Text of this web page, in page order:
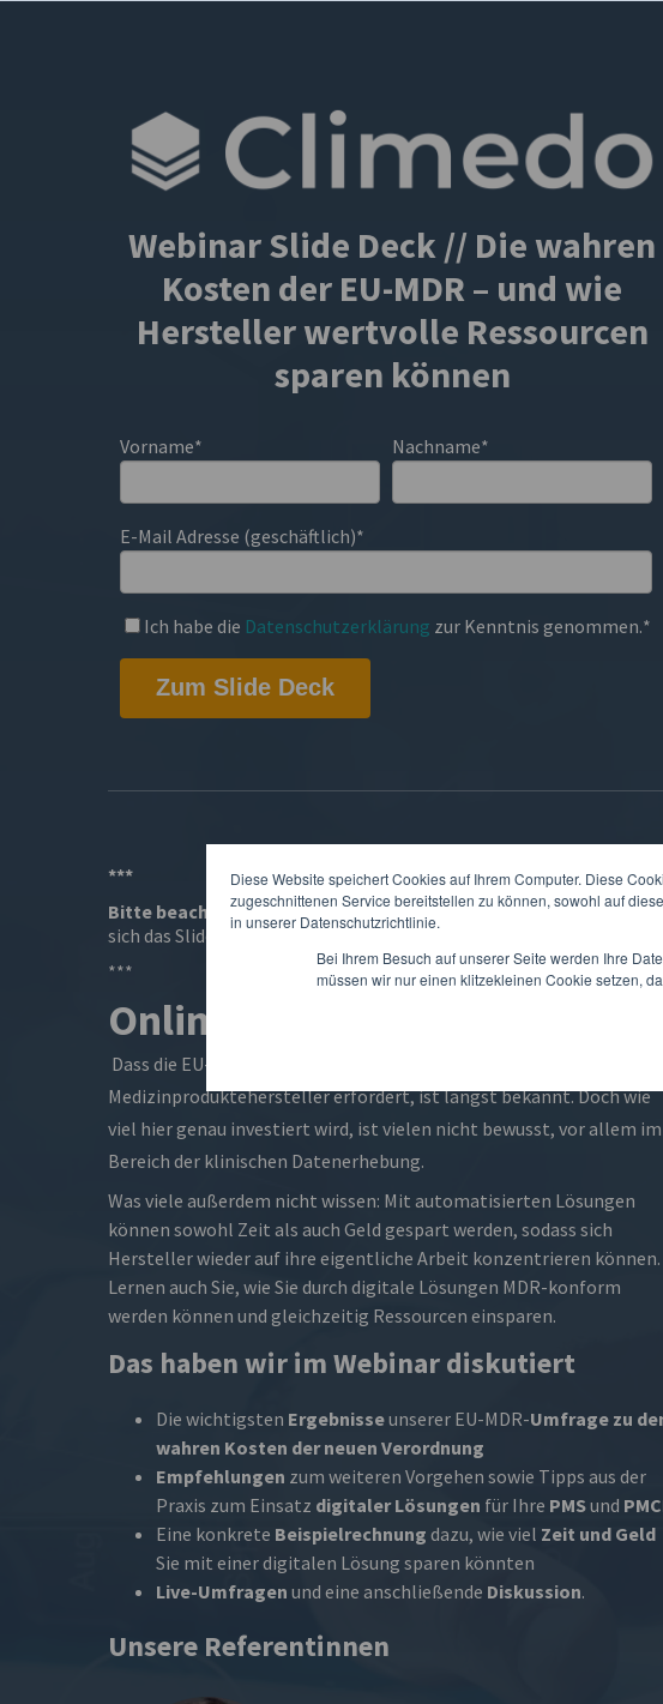
Diese Website speichert Cookies auf Ihrem Computer. Diese
zugeschnittenen Service bereitstellen zu können, sowohl auf
in unserer Datenschutzrichtlinie.
Bei Ihrem Besuch auf unserer Seite werden Ihre
müssen wir nur einen klitzekleinen Cookie setzen,
Webinar Slide Deck // Die wahren
Kosten der EU-MDR – und wie
Hersteller wertvolle Ressourcen
sparen können
Vorname* Nachname*
E-Mail Adresse (geschäftlich)*
Ich habe die Datenschutzerklärung zur Kenntnis genommen.*
***
Bitte beachten Sie: Dieses Webinar ist nun vorbei. Gerne können
sich das Slide Deck herunterladen.
***
Online-Diskussion
Dass die EU-MDR erhebliche Ressourcen seitens der
Medizinproduktehersteller erfordert, ist längst bekannt. Doch wie
viel hier genau investiert wird, ist vielen nicht bewusst, vor allem im
Bereich der klinischen Datenerhebung.
Was viele außerdem nicht wissen: Mit automatisierten Lösungen
können sowohl Zeit als auch Geld gespart werden, sodass sich
Hersteller wieder auf ihre eigentliche Arbeit konzentrieren können.
Lernen auch Sie, wie Sie durch digitale Lösungen MDR-konform
werden können und gleichzeitig Ressourcen einsparen.
Das haben wir im Webinar diskutiert
Die wichtigsten Ergebnisseunserer EU-MDR-Umfrage zu
wahren Kosten der neuen Verordnung
Empfehlungen zum weiteren Vorgehen sowie Tipps aus der
Praxis zum Einsatz digitaler Lösungen für Ihre PMSund
Eine konkrete Beispielrechnung dazu, wie viel Zeit und Geld
Sie mit einer digitalen Lösung sparen könnten
Live-Umfragen und eine anschließende Diskussion.
Unsere Referentinnen